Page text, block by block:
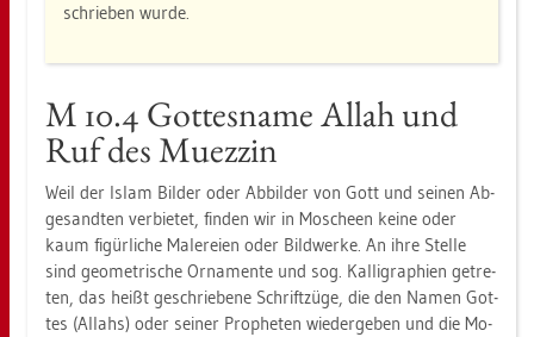
schrie­ben wurde.
M 10.4 Got­tes­na­me Allah und
Ruf des Mu­ez­zin
Weil der Islam Bil­der oder Ab­bil­der von Gott und sei­nen Ab­
ge­sand­ten ver­bie­tet, fin­den wir in Mo­sche­en keine oder
kaum fi­gür­li­che Ma­le­rei­en oder Bild­wer­ke. An ihre Stel­le
sind geo­me­tri­sche Or­na­men­te und sog. Kal­li­gra­phi­en ge­tre­
ten, das heißt ge­schrie­be­ne Schrift­zü­ge, die den Namen Got­
tes (Al­lahs) oder sei­ner Pro­phe­ten wie­der­ge­ben und die Mo­